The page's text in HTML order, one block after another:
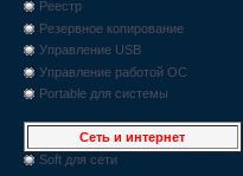
Реестр
Резервное копирование
Управление USB
Управление работой ОС
Portable для системы
Сеть и интернет
Soft для сети